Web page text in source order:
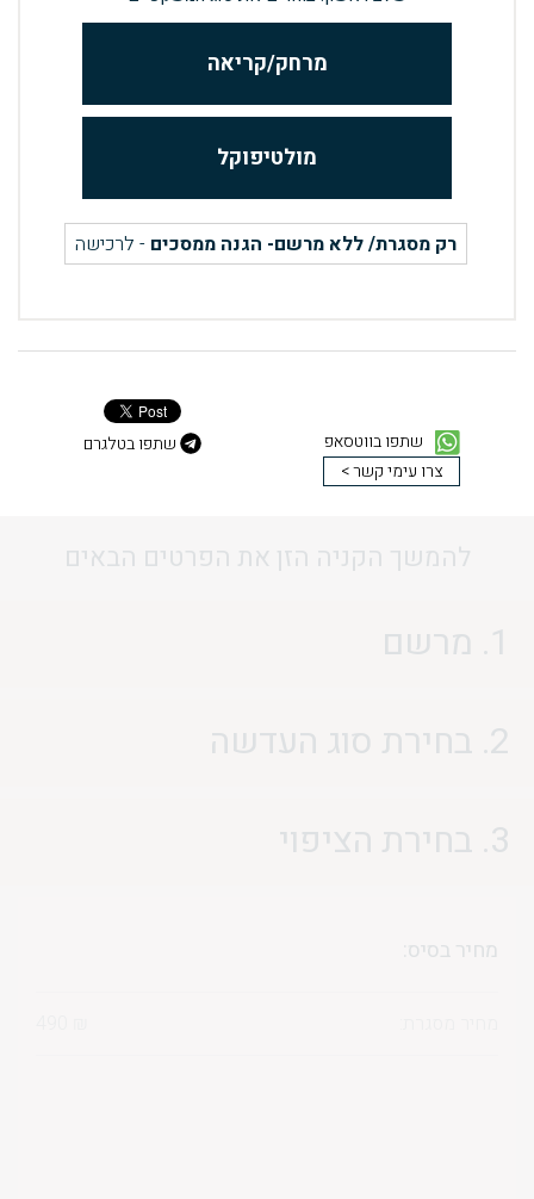
מרחק/קריאה
מולטיפוקל
רק מסגרת/ ללא מרשם- הגנה ממסכים - לרכישה
שתפו בווטסאפ
שתפו בטלגרם
צרו עימי קשר >
להמשך הקניה הזן את הפרטים הבאים
1. מרשם
2. בחירת סוג העדשה
3. בחירת הציפוי
מחיר בסיס: